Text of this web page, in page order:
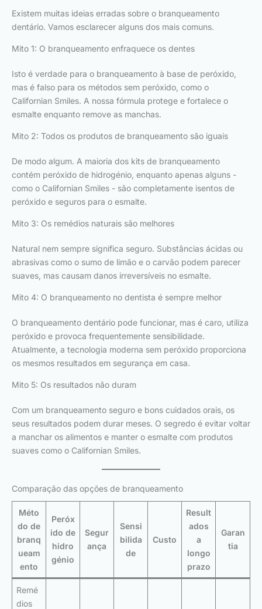
Existem muitas ideias erradas sobre o branqueamento
dentário. Vamos esclarecer alguns dos mais comuns.
Mito 1: O branqueamento enfraquece os dentes
Isto é verdade para o branqueamento à base de peróxido,
mas é falso para os métodos sem peróxido, como o
Californian Smiles. A nossa fórmula protege e fortalece o
esmalte enquanto remove as manchas.
Mito 2: Todos os produtos de branqueamento são iguais
De modo algum. A maioria dos kits de branqueamento
contém peróxido de hidrogénio, enquanto apenas alguns -
como o Californian Smiles - são completamente isentos de
peróxido e seguros para o esmalte.
Mito 3: Os remédios naturais são melhores
Natural nem sempre significa seguro. Substâncias ácidas ou
abrasivas como o sumo de limão e o carvão podem parecer
suaves, mas causam danos irreversíveis no esmalte.
Mito 4: O branqueamento no dentista é sempre melhor
O branqueamento dentário pode funcionar, mas é caro, utiliza
peróxido e provoca frequentemente sensibilidade.
Atualmente, a tecnologia moderna sem peróxido proporciona
os mesmos resultados em segurança em casa.
Mito 5: Os resultados não duram
Com um branqueamento seguro e bons cuidados orais, os
seus resultados podem durar meses. O segredo é evitar voltar
a manchar os alimentos e manter o esmalte com produtos
suaves como o Californian Smiles.
Comparação das opções de branqueamento
Méto
do de
branq
ueam
ento
Peróx
ido de
hidro
génio
Segur
ança
Sensi
bilida
de
Custo
Result
ados
a
longo
prazo
Garan
tia
Remé
dios